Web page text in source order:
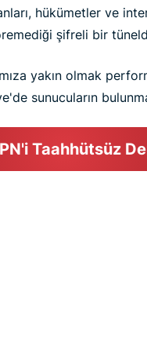
hükümetler ve
şifreli bir
yakın olmak
sunucuların
Taahhütsüz